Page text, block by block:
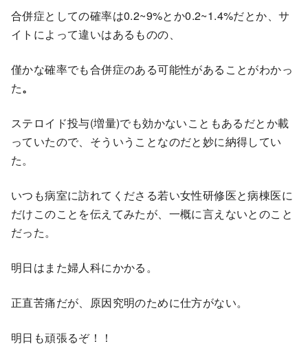
合併症としての確率は0.2~9%とか0.2~1.4%だとか、サ
イトによって違いはあるものの、
僅かな確率でも合併症のある可能性があることがわかっ
た。
ステロイド投与(増量)でも効かないこともあるだとか載
っていたので、そういうことなのだと妙に納得してい
た。
いつも病室に訪れてくださる若い女性研修医と病棟医に
だけこのことを伝えてみたが、一概に言えないとのこと
だった。
明日はまた婦人科にかかる。
正直苦痛だが、原因究明のために仕方がない。
明日も頑張るぞ！！